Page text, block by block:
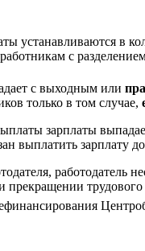
устанавливаются в
с
с выходным или
только в том случае,
зарплаты
выплатить зарплату